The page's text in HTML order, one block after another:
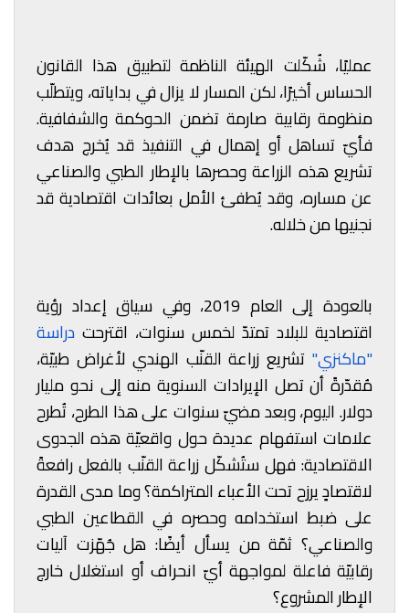
عمليًا، شُكّلت الهيئة الناظمة لتطبيق هذا القانون
الحساس أخيرًا، لكن المسار لا يزال في بداياته، ويتطلّب
منظومة رقابية صارمة تضمن الحوكمة والشفافية.
فأيّ تساهل أو إهمال في التنفيذ قد يُخرج هدف
تشريع هذه الزراعة وحصرها بالإطار الطبي والصناعي
عن مساره، وقد يُطفئ الأمل بعائدات اقتصادية قد
نجنيها من خلاله.
بالعودة إلى العام 2019، وفي سياق إعداد رؤية
اقتصادية للبلاد تمتدّ لخمس سنوات، اقترحت دراسة
"ماكنزي" تشريع زراعة القنّب الهندي لأغراض طبيّة،
مُقدّرةً أن تصل الإيرادات السنوية منه إلى نحو مليار
دولار. اليوم، وبعد مضيّ سنوات على هذا الطرح، تُطرح
علامات استفهام عديدة حول واقعيّة هذه الجدوى
الاقتصادية: فهل ستُشكّل زراعة القنّب بالفعل رافعةً
لاقتصادٍ يرزح تحت الأعباء المتراكمة؟ وما مدى القدرة
على ضبط استخدامه وحصره في القطاعين الطبي
والصناعي؟ ثمّة من يسأل أيضًا: هل جُهّزت آليات
رقابيّة فاعلة لمواجهة أيّ انحراف أو استغلال خارج
الإطار المشروع؟